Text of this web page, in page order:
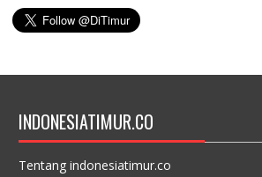
INDONESIATIMUR.CO
Tentang indonesiatimur.co